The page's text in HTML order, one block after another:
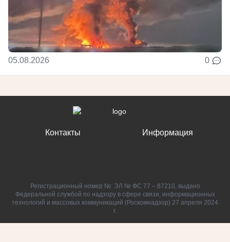
05.08.2026 0
Контакты Информация
Регистрационный номер №: ЭЛ № ФС 77 – 87210, выдано
Федеральной службой по надзору в сфере связи, информационных
технологий и массовых коммуникаций (Роскомнадзор) 27 апреля 2024
г.